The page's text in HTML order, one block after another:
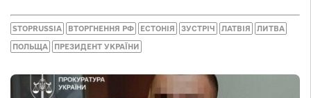
STOPRUSSIA ВТОРГНЕННЯ РФ ЕСТОНІЯ ЗУСТРІЧ ЛАТВІЯ ЛИТВА
ПОЛЬЩА ПРЕЗИДЕНТ УКРАЇНИ